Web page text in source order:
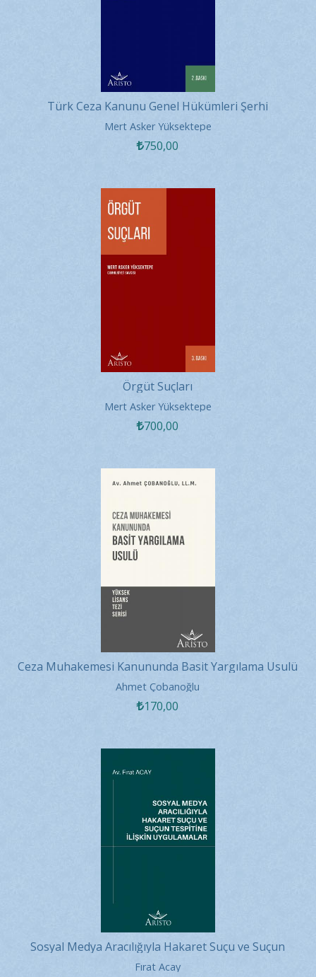
Türk Ceza Kanunu Genel Hükümleri Şerhi
Mert Asker Yüksektepe
750,00
Örgüt Suçları
Mert Asker Yüksektepe
700,00
Ceza Muhakemesi Kanununda Basit Yargılama Usulü
Ahmet Çobanoğlu
170,00
Sosyal Medya Aracılığıyla Hakaret Suçu ve Suçun
Tespitine İlişkin...
Fırat Acay